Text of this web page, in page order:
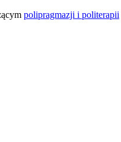
polipragmazji i politerapii